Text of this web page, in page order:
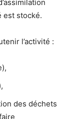
est stocké.
l’activité :
des déchets